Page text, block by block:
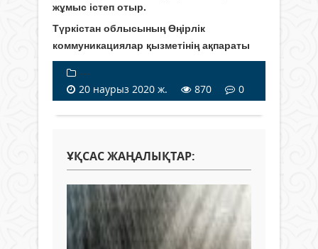
жұмыс істеп отыр.
Түркістан облысының Өңірлік
коммуникациялар қызметінің ақпараты
---
20 наурыз 2020 ж.
870 0
ҰҚСАС ЖАҢАЛЫҚТАР: